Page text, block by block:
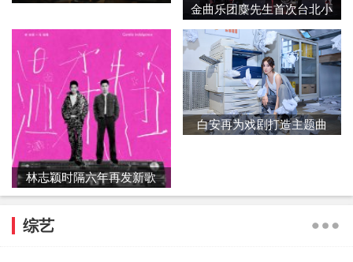
​金曲乐团麋先生首次台北小
巨蛋 9/21〈马
​林志颖时隔六年再发新歌
《温柔失控》合
​白安再为戏剧打造主题曲
综艺